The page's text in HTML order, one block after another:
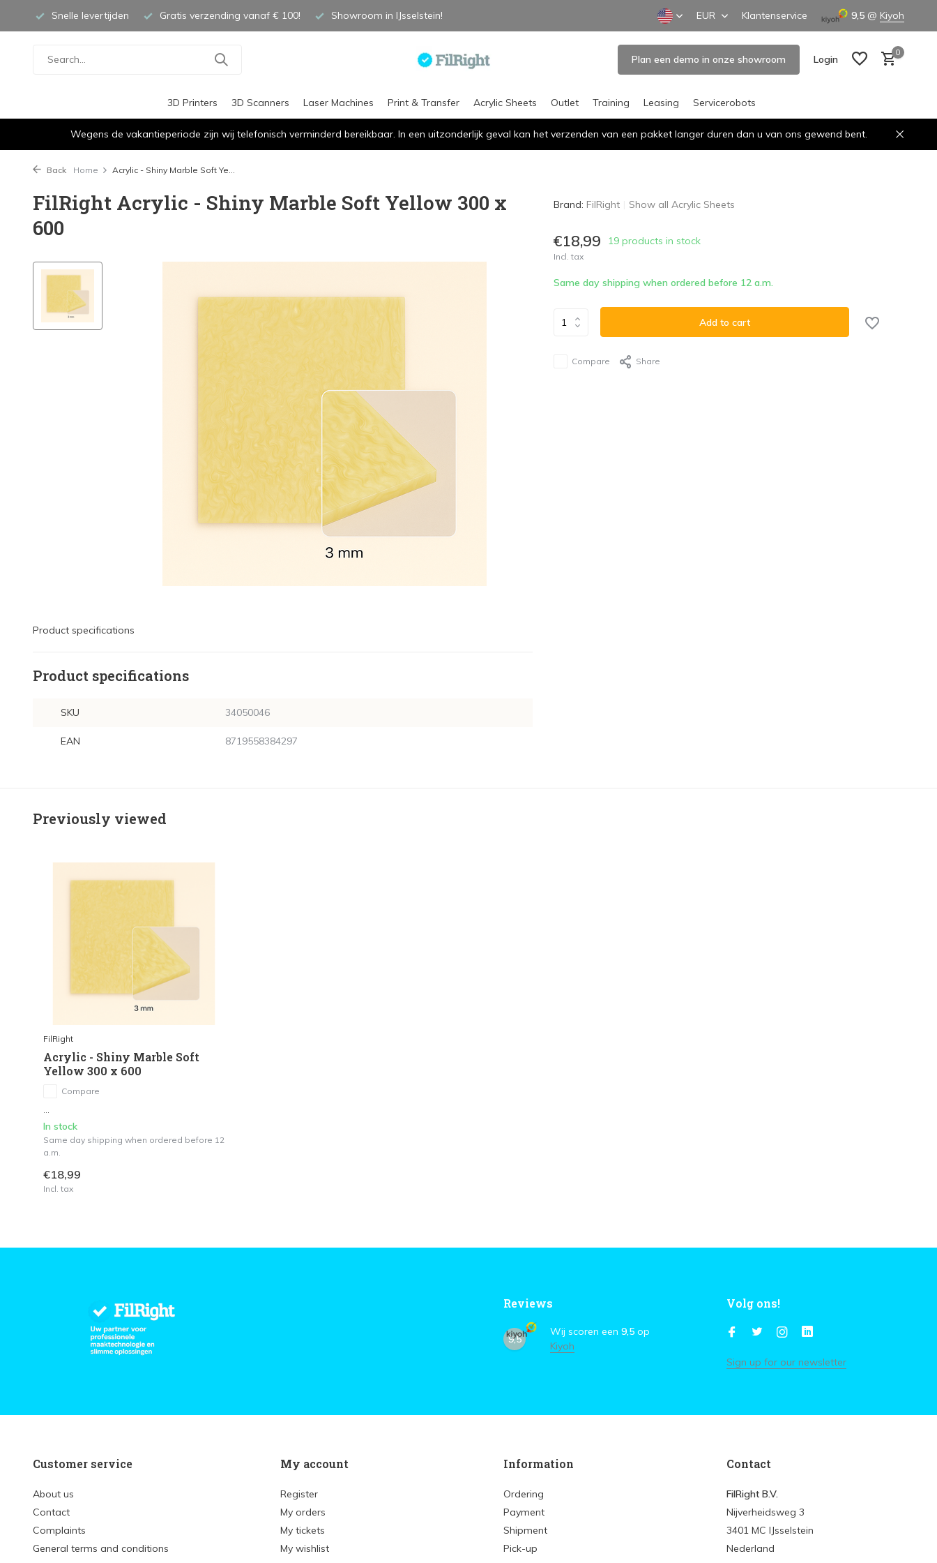
Snelle levertijden Gratis verzending vanaf € 100! Showroom in IJsselstein! EUR Klantenservice 9,5 @ Kiyoh
Plan een demo in onze showroom Login
0
3D Printers 3D Scanners Laser Machines Print & Transfer Acrylic Sheets Outlet Training Leasing Servicerobots
Wegens de vakantieperiode zijn wij telefonisch verminderd bereikbaar. In een uitzonderlijk geval kan het verzenden van een pakket langer duren dan u van ons gewend bent.
Back Home Acrylic - Shiny Marble Soft Ye...
FilRight Acrylic - Shiny Marble Soft Yellow 300 x
600
Product specifications
Product specifications
SKU 34050046
EAN 8719558384297
Brand: FilRight Show all Acrylic Sheets
€18,99 19 products in stock
Incl. tax
Same day shipping when ordered before 12 a.m.
Add to cart
Compare Share
Previously viewed
FilRight
Acrylic - Shiny Marble Soft
Yellow 300 x 600
Compare
In stock
Same day shipping when ordered before 12
a.m.
€18,99
Incl. tax
Reviews
9,5
Wij scoren een 9,5 op
Kiyoh
Volg ons!
Sign up for our newsletter
Customer service
About us
Contact
Complaints
General terms and conditions
My account
Register
My orders
My tickets
My wishlist
Information
Ordering
Payment
Shipment
Pick-up
Contact
FilRight B.V.
Nijverheidsweg 3
3401 MC IJsselstein
Nederland